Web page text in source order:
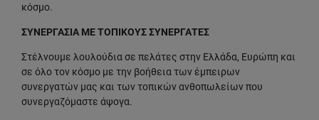
κόσμο.
ΣΥΝΕΡΓΑΣΙΑ ΜΕ ΤΟΠΙΚΟΥΣ ΣΥΝΕΡΓΑΤΕΣ
Στέλνουμε λουλούδια σε πελάτες στην Ελλάδα, Ευρώπη και
σε όλο τον κόσμο με την βοήθεια των έμπειρων
συνεργατών μας και των τοπικών ανθοπωλείων που
συνεργαζόμαστε άψογα.